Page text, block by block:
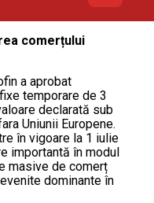
comerțului
a aprobat
temporare de 3
declarată sub
Uniunii Europene.
în vigoare la 1 iulie
importantă în modul
masive de comerț
dominante în